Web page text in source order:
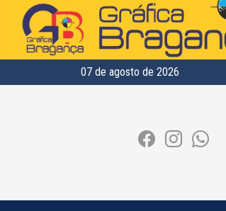
07 de agosto de 2026